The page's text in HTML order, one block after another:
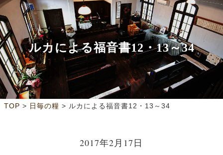
ルカによる福音書12・13～34
TOP > 日毎の糧 > ルカによる福音書12・13～34
2017年2月17日